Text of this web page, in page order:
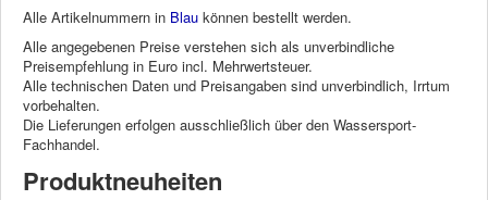
Alle Artikelnummern in Blau können bestellt werden.
Alle angegebenen Preise verstehen sich als unverbindliche
Preisempfehlung in Euro incl. Mehrwertsteuer.
Alle technischen Daten und Preisangaben sind unverbindlich, Irrtum
vorbehalten.
Die Lieferungen erfolgen ausschließlich über den Wassersport-
Fachhandel.
Produktneuheiten